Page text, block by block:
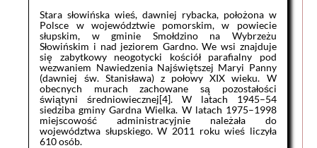
Stara słowińska wieś, dawniej rybacka, położona w
Polsce w województwie pomorskim, w powiecie
słupskim, w gminie Smołdzino na Wybrzeżu
Słowińskim i nad jeziorem Gardno. We wsi znajduje
się zabytkowy neogotycki kościół parafialny pod
wezwaniem Nawiedzenia Najświętszej Maryi Panny
(dawniej św. Stanisława) z połowy XIX wieku. W
obecnych murach zachowane są pozostałości
świątyni średniowiecznej[4]. W latach 1945–54
siedziba gminy Gardna Wielka. W latach 1975–1998
miejscowość administracyjnie należała do
województwa słupskiego. W 2011 roku wieś liczyła
610 osób.